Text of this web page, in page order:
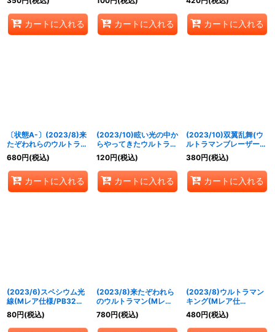
様/PB32収録)【LM】
{LM19-U06}《青》
カートに入れる カートに入れる
【XX】{CB18-XX01}
《青》
カートに入れる
〔状態A-〕(2023/8)来
たぞわれらのウルトラマ
ン(Mレア仕様/PB32収
録)【X】{LM19-U07}
《青》
680円(税込)
カートに入れる
(2023/10)眩い光の中か
らやってきたウルトラマ
ン【P】{P23-03}
《多》
120円(税込)
カートに入れる
(2023/10)双翼乱舞(ウ
ルトラマンブレーザーイ
ラスト)【-】{SD06-
013}《赤》
380円(税込)
カートに入れる
(2023/6)スペシウム光
線(Mレア仕様/PB32収
録)【LM】{LM19-U08}
《青》
80円(税込)
(2023/8)来たぞわれら
のウルトラマン(Mレア
仕様/PB32収録)【X】
{LM19-U07}《青》
780円(税込)
(2023/8)ウルトラマン
キング(Mレア仕
様/PB32収録)【XX】
{CB18-XX01}《青》
480円(税込)